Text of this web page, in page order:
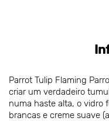
Parrot Tulip Flaming
criar um verdadeiro
numa haste alta, o vidro
brancas e creme suave